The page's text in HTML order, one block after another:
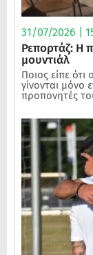
31/07/2026 |
Ρεπορτάζ: Η
μουντιάλ
Ποιος είπε
γίνονται μόνο
προπονητές